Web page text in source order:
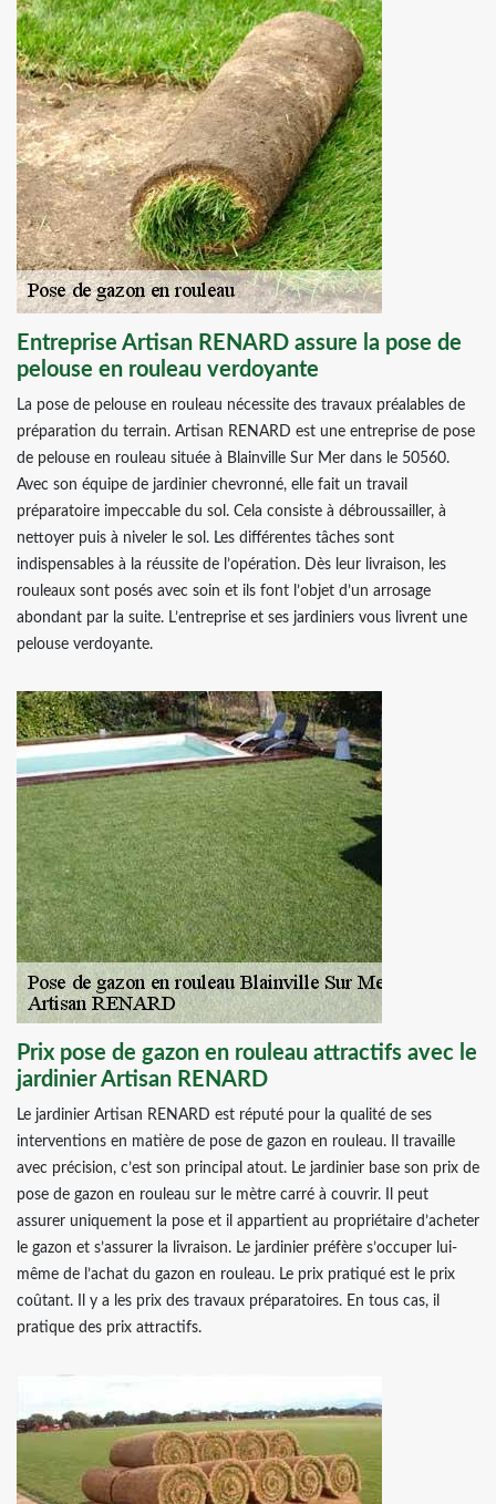
Entreprise Artisan RENARD assure la pose de
pelouse en rouleau verdoyante
La pose de pelouse en rouleau nécessite des travaux préalables de
préparation du terrain. Artisan RENARD est une entreprise de pose
de pelouse en rouleau située à Blainville Sur Mer dans le 50560.
Avec son équipe de jardinier chevronné, elle fait un travail
préparatoire impeccable du sol. Cela consiste à débroussailler, à
nettoyer puis à niveler le sol. Les différentes tâches sont
indispensables à la réussite de l’opération. Dès leur livraison, les
rouleaux sont posés avec soin et ils font l’objet d’un arrosage
abondant par la suite. L’entreprise et ses jardiniers vous livrent une
pelouse verdoyante.
Prix pose de gazon en rouleau attractifs avec le
jardinier Artisan RENARD
Le jardinier Artisan RENARD est réputé pour la qualité de ses
interventions en matière de pose de gazon en rouleau. Il travaille
avec précision, c’est son principal atout. Le jardinier base son prix de
pose de gazon en rouleau sur le mètre carré à couvrir. Il peut
assurer uniquement la pose et il appartient au propriétaire d’acheter
le gazon et s’assurer la livraison. Le jardinier préfère s’occuper lui-
même de l’achat du gazon en rouleau. Le prix pratiqué est le prix
coûtant. Il y a les prix des travaux préparatoires. En tous cas, il
pratique des prix attractifs.